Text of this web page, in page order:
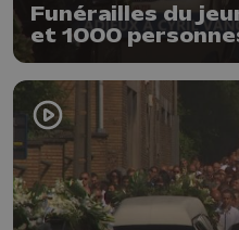
Funérailles du
et 1000